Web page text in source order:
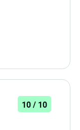
10 / 10